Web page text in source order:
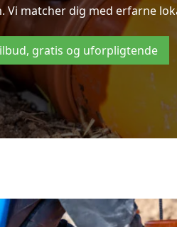
matcher dig med erfarne
gratis og uforpligtende